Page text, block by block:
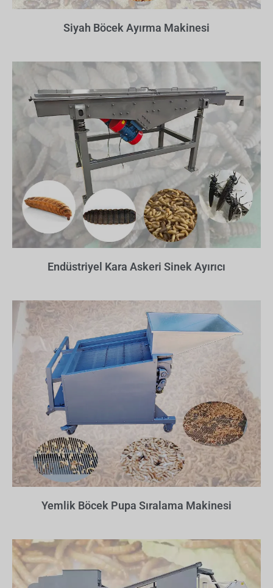
Siyah Böcek Ayırma Makinesi
Endüstriyel Kara Askeri Sinek Ayırıcı
Yemlik Böcek Pupa Sıralama Makinesi